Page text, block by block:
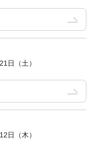
日（土）
日（木）